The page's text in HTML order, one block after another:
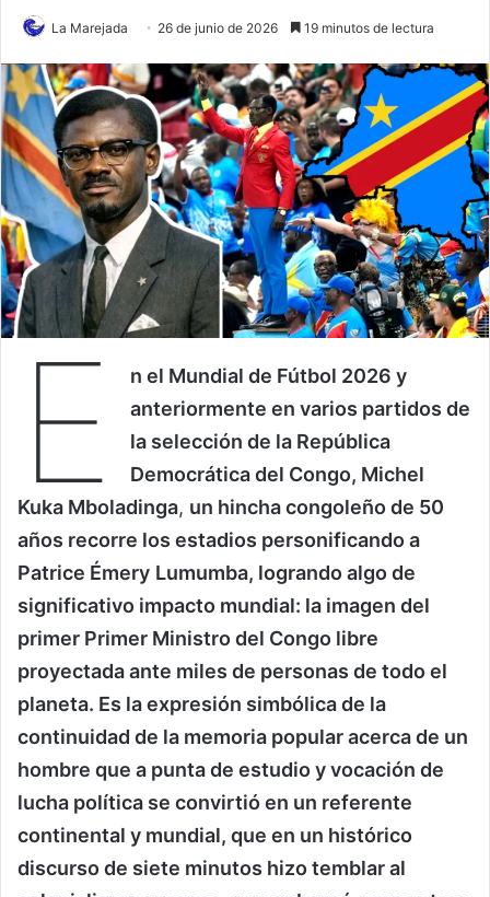
La Marejada 26 de junio de 2026 19 minutos de lectura
E
n el Mundial de Fútbol 2026 y
anteriormente en varios partidos de
la selección de la República
Democrática del Congo, Michel
Kuka Mboladinga, un hincha congoleño de 50
años recorre los estadios personificando a
Patrice Émery Lumumba, logrando algo de
significativo impacto mundial: la imagen del
primer Primer Ministro del Congo libre
proyectada ante miles de personas de todo el
planeta. Es la expresión simbólica de la
continuidad de la memoria popular acerca de un
hombre que a punta de estudio y vocación de
lucha política se convirtió en un referente
continental y mundial, que en un histórico
discurso de siete minutos hizo temblar al